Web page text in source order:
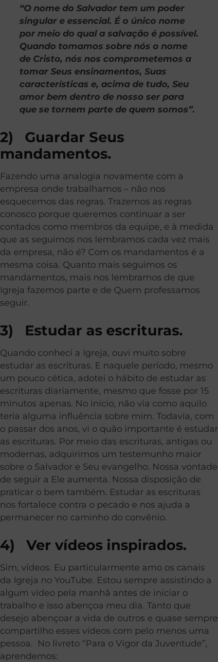
“O nome do Salvador tem um poder
singular e essencial. É o único nome
por meio do qual a salvação é possível.
Quando tomamos sobre nós o nome
de Cristo, nós nos comprometemos a
tomar Seus ensinamentos, Suas
características e, acima de tudo, Seu
amor bem dentro de nosso ser para
que se tornem parte de quem somos”.
2) Guardar Seus
mandamentos.
Fazendo uma analogia novamente com a
empresa onde trabalhamos – não nos
esquecemos das regras. Trazemos as regras
conosco porque queremos continuar a ser
contados como membros da equipe, e à medida
que as seguimos nos lembramos cada vez mais
da empresa, não é? Com os mandamentos é a
mesma coisa. Quanto mais seguimos os
mandamentos, mais nos lembramos de que
Igreja fazemos parte e de Quem professamos
seguir.
3) Estudar as escrituras.
Quando conheci a Igreja, ouvi muito sobre
estudar as escrituras. E naquele período, mesmo
um pouco cética, adotei o hábito de estudar as
escrituras diariamente, mesmo que fosse por 15
minutos apenas. No início, não via como aquilo
teria alguma influência sobre mim. Todavia, com
o passar dos anos, vi o quão importante é estudar
as escrituras. Por meio das escrituras, antigas ou
modernas, adquirimos um testemunho maior
sobre o Salvador e Seu evangelho. Nossa vontade
de seguir a Ele aumenta. Nossa disposição de
praticar o bem também. Estudar as escrituras
nos fortalece contra o pecado e nos ajuda a
permanecer no caminho do convênio.
4) Ver vídeos inspirados.
Sim, vídeos. Eu particularmente amo os canais
da Igreja no YouTube. Estou sempre assistindo a
algum vídeo pela manhã antes de iniciar o
trabalho e isso abençoa meu dia. Tanto que
desejo abençoar a vida de outros e quase sempre
compartilho esses vídeos com pelo menos uma
pessoa. No livreto “Para o Vigor da Juventude”,
aprendemos: